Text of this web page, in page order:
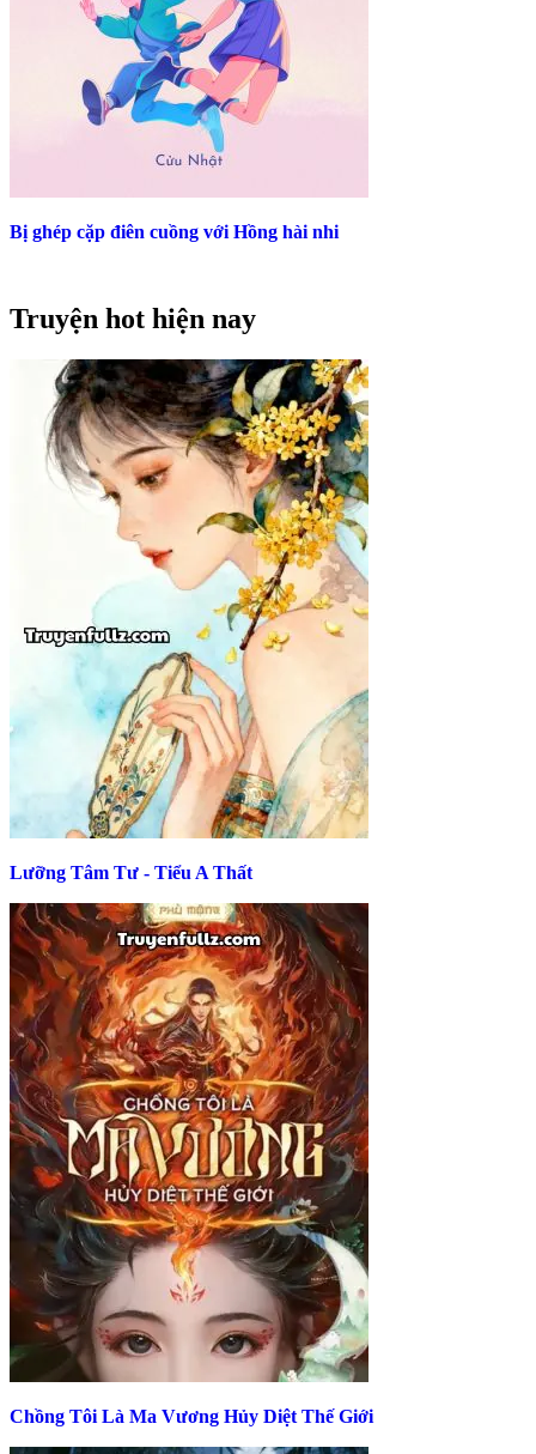
Bị ghép cặp điên cuồng với Hồng hài nhi
Truyện hot hiện nay
Lưỡng Tâm Tư - Tiểu A Thất
Chồng Tôi Là Ma Vương Hủy Diệt Thế Giới